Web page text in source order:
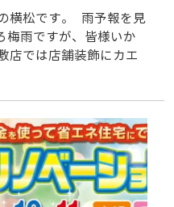
横松です。 雨予報を見
梅雨ですが、皆様いか
店では店舗装飾にカエ